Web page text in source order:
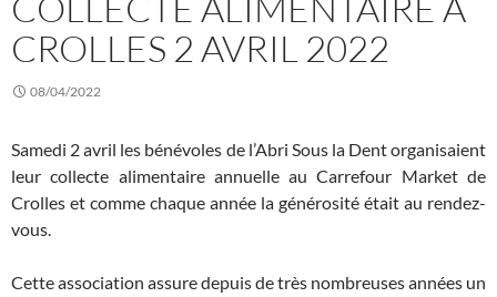
CROLLES 2 AVRIL 2022
08/04/2022
Samedi 2 avril les bénévoles de l’Abri Sous la Dent organisaient
leur collecte alimentaire annuelle au Carrefour Market de
Crolles et comme chaque année la générosité était au rendez-
vous.
Cette association assure depuis de très nombreuses années un